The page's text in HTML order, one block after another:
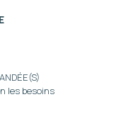
les besoins